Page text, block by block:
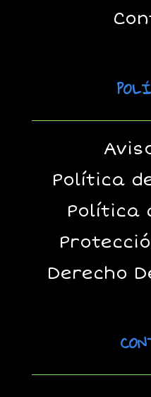
Política
Política
Derecho